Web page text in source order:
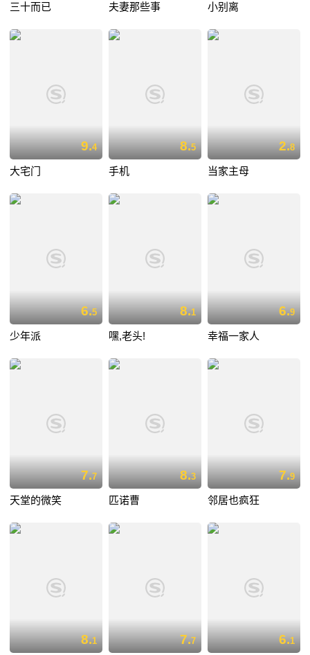
三十而已 夫妻那些事 小别离
9.4
大宅门
8.5
手机
2.8
当家主母
6.5
少年派
8.1
嘿,老头!
6.9
幸福一家人
7.7
天堂的微笑
8.3
匹诺曹
7.9
邻居也疯狂
8.1 7.7 6.1